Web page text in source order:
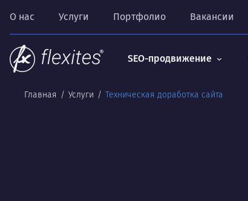
О нас Услуги Портфолио Вакансии
SEO-продвижение
Главная Услуги Техническая доработка сайта